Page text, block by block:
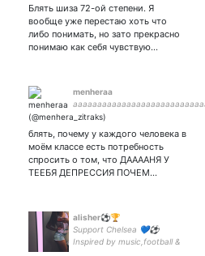
Блять шиза 72-ой степени. Я
вообще уже перестаю хоть что
либо понимать, но зато прекрасно
понимаю как себя чувствую…
menheraa
блять, почему у каждого человека в
моём классе есть потребность
спросить о том, что ДААААНЯ У
ТЕЕБЯ ДЕПРЕССИЯ ПОЧЕМ…
alisher⚽️🏆
Support Chelsea 💙⚽️
Inspired by music,football &